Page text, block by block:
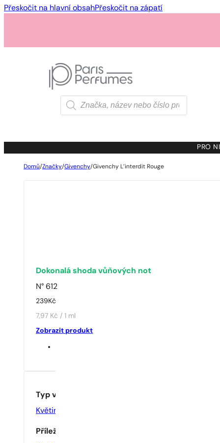
Přeskočit na hlavní obsahPřeskočit na zápatí
Products
search
PRO NI
Domů/Značky/Givenchy/Givenchy L’interdit Rouge
Dokonalá shoda vůňových not
N° 612
239Kč
7,97 Kč / 1 ml
Zobrazit produkt
Typ vůně
Květinové
Příležitost